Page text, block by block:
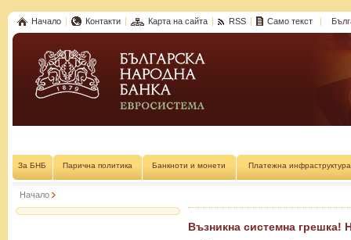
Начало Контакти Карта на сайта RSS Само текст
За БНБ Парична политика Банкноти и монети Платежна инфраструктура
Начало
Възникна системна грешка!